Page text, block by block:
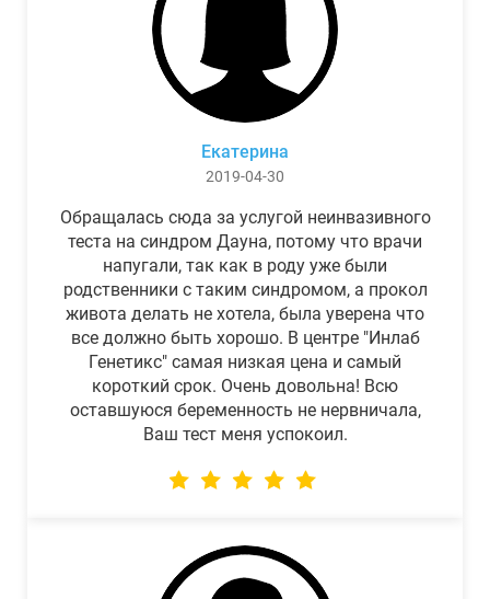
Екатерина
2019-04-30
Обращалась сюда за услугой неинвазивного
теста на синдром Дауна, потому что врачи
напугали, так как в роду уже были
родственники с таким синдромом, а прокол
живота делать не хотела, была уверена что
все должно быть хорошо. В центре "Инлаб
Генетикс" самая низкая цена и самый
короткий срок. Очень довольна! Всю
оставшуюся беременность не нервничала,
Ваш тест меня успокоил.